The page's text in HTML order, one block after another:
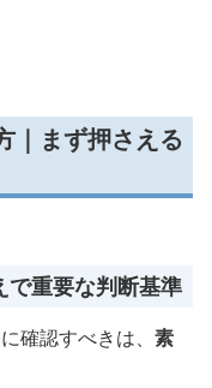
｜まず押さえる
で重要な判断基準
確認すべきは、 素